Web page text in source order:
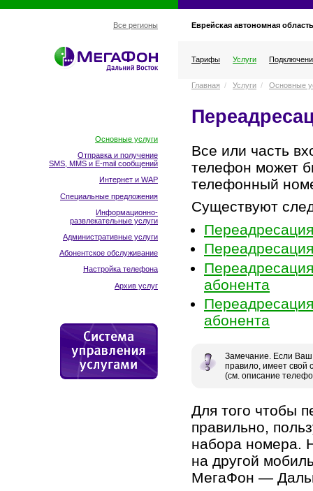
Все регионы Еврейская автономная область
Тарифы Услуги
Основные услуги
Отправка и получение
SMS, MMS и E-mail сообщений
Интернет и WAP
Специальные предложения
Информационно-
развлекательные услуги
Административные услуги
Абонентское обслуживание
Настройка телефона
Архив услуг
Главная / Услуги / Основные
Все или часть
телефон может
телефонный
Существуют
абонента
абонента
Замечание. Если Ваш
правило, имеет свой
(см. описание
Для того чтобы
правильно,
набора номера.
на другой
МегаФон —